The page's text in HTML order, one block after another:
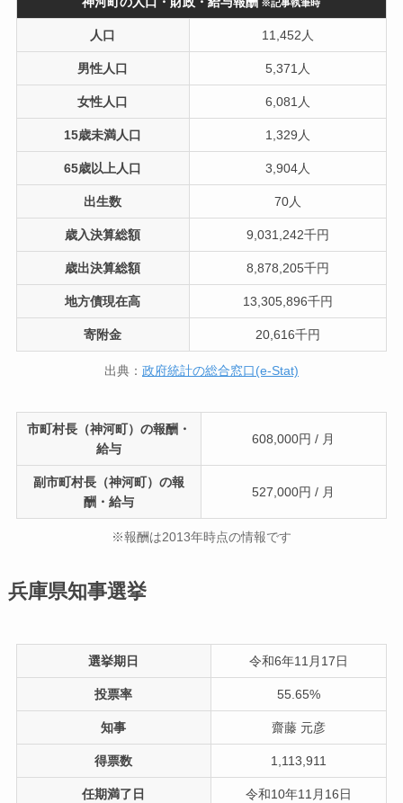
※記事執筆時
人口 11,452人
男性人口 5,371人
女性人口 6,081人
15歳未満人口 1,329人
65歳以上人口 3,904人
出生数 70人
歳入決算総額 9,031,242千円
歳出決算総額 8,878,205千円
地方債現在高 13,305,896千円
寄附金 20,616千円
出典： 政府統計の総合窓口(e-Stat)
市町村長（神河町）の報酬・
給与
608,000円 / 月
副市町村長（神河町）の報
酬・給与
527,000円 / 月
※報酬は2013年時点の情報です
兵庫県知事選挙
選挙期日 令和6年11月17日
投票率 55.65%
知事 齋藤 元彦
得票数 1,113,911
任期満了日 令和10年11月16日